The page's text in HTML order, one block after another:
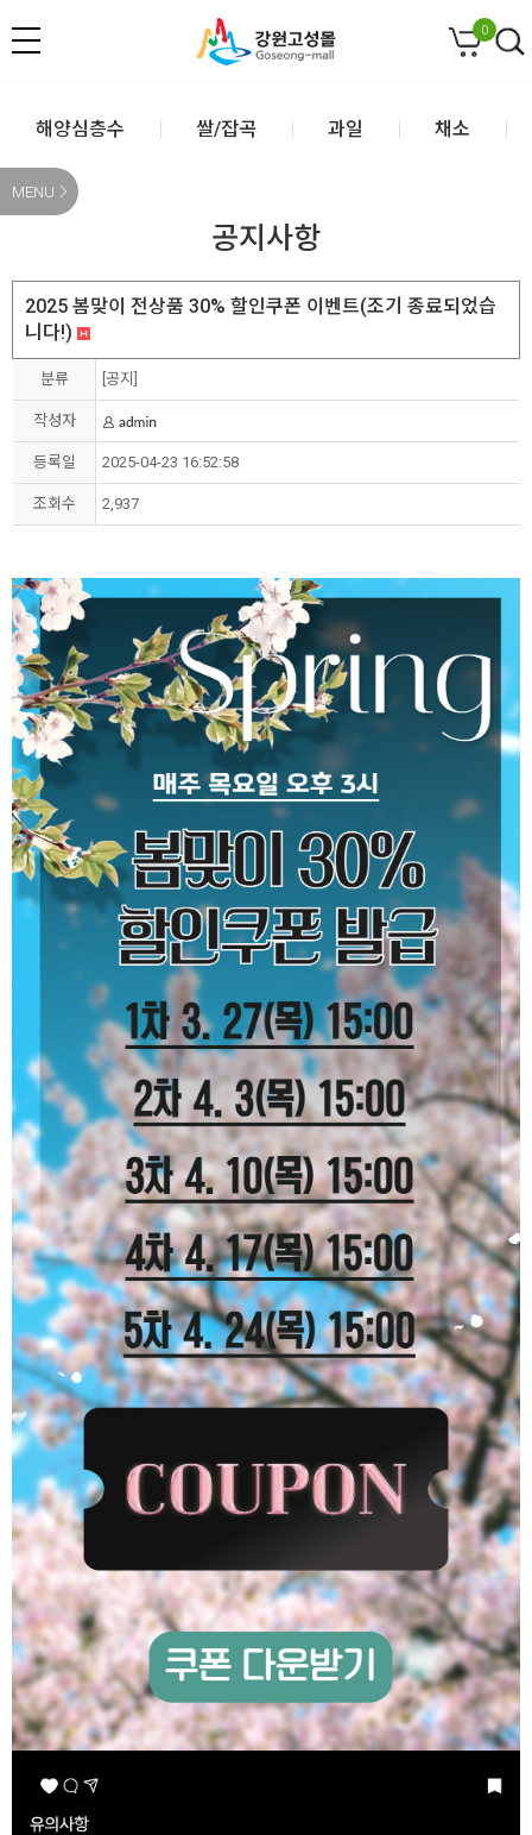
0
해양심층수 쌀/잡곡 과일 채소
MENU
공지사항
2025 봄맞이 전상품 30% 할인쿠폰 이벤트(조기 종료되었습
니다!)
분류 [공지]
작성자
등록일 2025-04-23 16:52:58
조회수 2,937